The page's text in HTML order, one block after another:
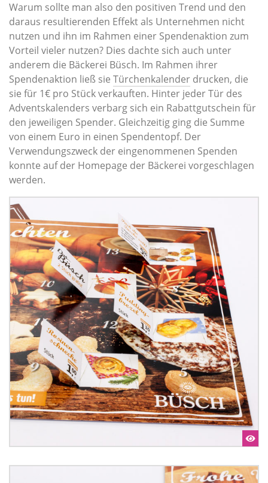
Warum sollte man also den positiven Trend und den
daraus resultierenden Effekt als Unternehmen nicht
nutzen und ihn im Rahmen einer Spendenaktion zum
Vorteil vieler nutzen? Dies dachte sich auch unter
anderem die Bäckerei Büsch. Im Rahmen ihrer
Spendenaktion ließ sie Türchenkalender drucken, die
sie für 1€ pro Stück verkauften. Hinter jeder Tür des
Adventskalenders verbarg sich ein Rabattgutschein für
den jeweiligen Spender. Gleichzeitig ging die Summe
von einem Euro in einen Spendentopf. Der
Verwendungszweck der eingenommenen Spenden
konnte auf der Homepage der Bäckerei vorgeschlagen
werden.